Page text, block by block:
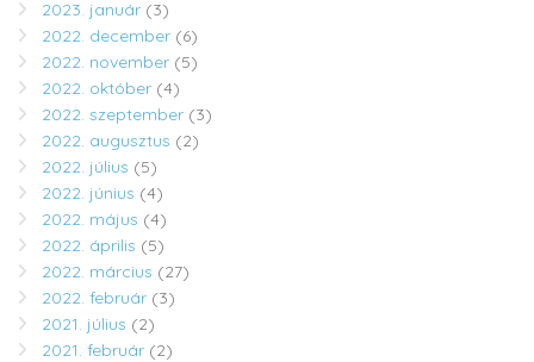
2023. január (3)
2022. december (6)
2022. november (5)
2022. október (4)
2022. szeptember (3)
2022. augusztus (2)
2022. július (5)
2022. június (4)
2022. május (4)
2022. április (5)
2022. március (27)
2022. február (3)
2021. július (2)
2021. február (2)